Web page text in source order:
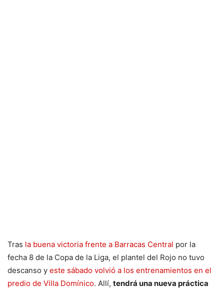
Tras la buena victoria frente a Barracas Central por la
fecha 8 de la Copa de la Liga, el plantel del Rojo no tuvo
descanso y este sábado volvió a los entrenamientos en el
predio de Villa Domínico. Allí, tendrá una nueva práctica